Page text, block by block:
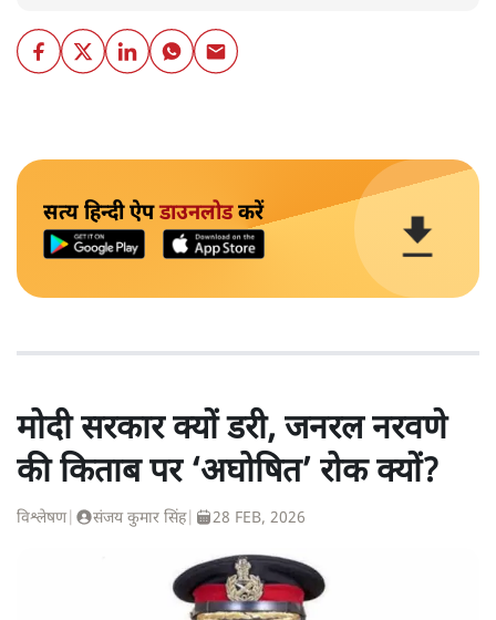
सत्य हिन्दी ऐपडाउनलोडकरें
मोदी सरकार क्यों डरी, जनरल नरवणे
की किताब पर ‘अघोषित’ रोक क्यों?
विश्लेषण| संजय कुमार सिंह| 28 FEB, 2026